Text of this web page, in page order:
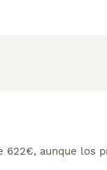
622€, aunque los